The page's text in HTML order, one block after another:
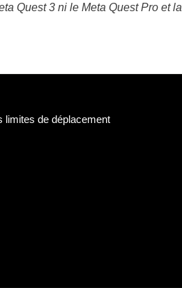
Quest 3 ni le Meta Quest Pro et la
limites de déplacement